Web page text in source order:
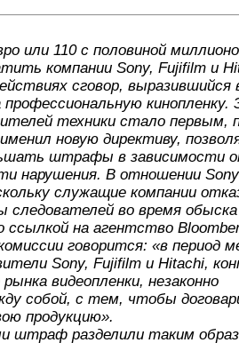
или 110 с половиной
компании Sony, Fujifilm и
сговор, выразившийся
профессиональную кинопленку.
техники стало первым,
новую директиву,
штрафы в зависимости
нарушения. В отношении
служащие компании
следователей во время обыска
ссылкой на агентство
говорится: «в период
Sony, Fujifilm и Hitachi,
видеопленки, незаконно
собой, с тем, чтобы
продукцию».
разделили таким